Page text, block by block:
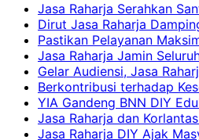
Jasa Raharja Serahkan
Dirut Jasa Raharja
Pastikan Pelayanan
Jasa Raharja Jamin
Gelar Audiensi, Jasa
Berkontribusi terhadap
YIA Gandeng BNN DIY
Jasa Raharja dan
Jasa Raharja DIY Ajak